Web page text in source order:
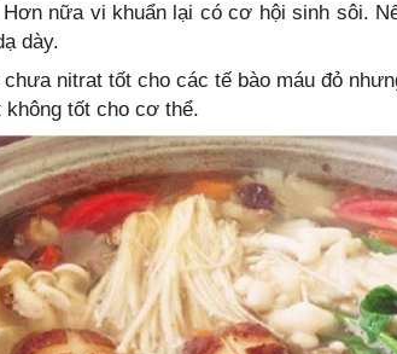
nữa vi khuẩn lại có cơ hội sinh sôi.
dày.
nitrat tốt cho các tế bào máu đỏ
không tốt cho cơ thể.